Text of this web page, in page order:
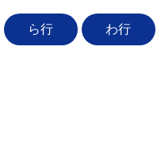
ら行 わ行